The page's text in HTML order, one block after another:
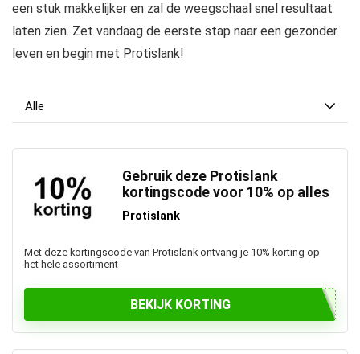
een stuk makkelijker en zal de weegschaal snel resultaat
laten zien. Zet vandaag de eerste stap naar een gezonder
leven en begin met Protislank!
Alle
Gebruik deze Protislank
kortingscode voor 10% op alles
Protislank
Met deze kortingscode van Protislank ontvang je 10% korting op
het hele assortiment
BEKIJK KORTING